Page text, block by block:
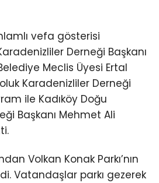
vefa gösterisi
Derneği Başkanı
Meclis Üyesi Ertal
Karadenizliler Derneği
ile Kadıköy Doğu
Başkanı Mehmet Ali
Volkan Konak Parkı’nın
Vatandaşlar parkı gezerek